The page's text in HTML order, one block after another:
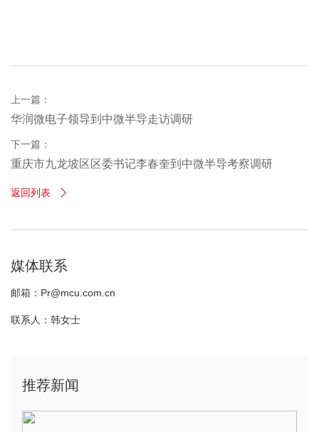
上一篇：
华润微电子领导到中微半导走访调研
下一篇：
重庆市九龙坡区区委书记李春奎到中微半导考察调研
返回列表 
媒体联系
邮箱：Pr@mcu.com.cn
联系人：韩女士
推荐新闻